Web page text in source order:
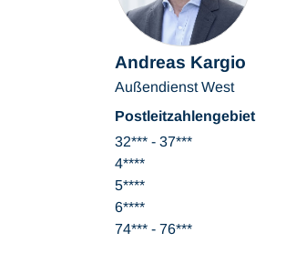
Andreas Kargio
Außendienst West
Postleitzahlengebiet
32*** - 37***
4****
5****
6****
74*** - 76***